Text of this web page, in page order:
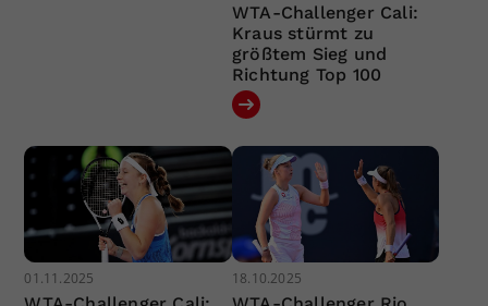
WTA-Challenger Cali:
Kraus stürmt zu
größtem Sieg und
Richtung Top 100
01.11.2025 18.10.2025